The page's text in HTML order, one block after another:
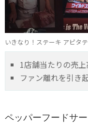
いきなり！ステーキ アピタ
1店舗当たりの売
ファン離れを引き
ペッパーフードサ